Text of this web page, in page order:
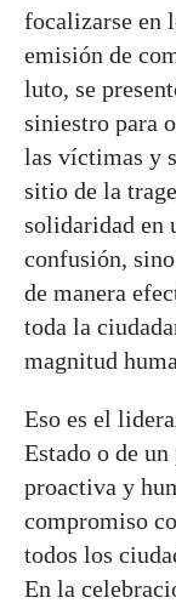
focalizarse en
emisión de
luto, se
siniestro para
las víctimas y
sitio de la
solidaridad en
confusión,
de manera
toda la
magnitud
Eso es el
Estado o de
proactiva y
compromiso
todos los
En la